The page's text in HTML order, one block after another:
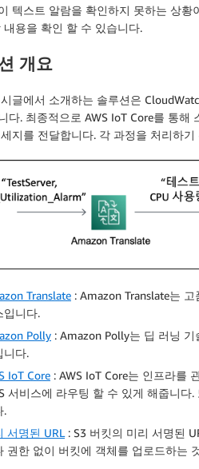
텍스트 알람을 확인하지 못하는 상
내용을 확인 할 수 있습니다.
개요
글에서 소개하는 솔루션은
다. 최종적으로 AWS IoT Core를 통
지를 전달합니다. 각 과정을 처리하
Translate : Amazon Translate는
입니다.
Polly : Amazon Polly는 딥 러닝
니다.
IoT Core : AWS IoT Core는 인프라를
서비스에 라우팅 할 수 있게 해줍니다
.
서명된 URL : S3 버킷의 미리 서명된
권한 없이 버킷에 객체를 업로드하는